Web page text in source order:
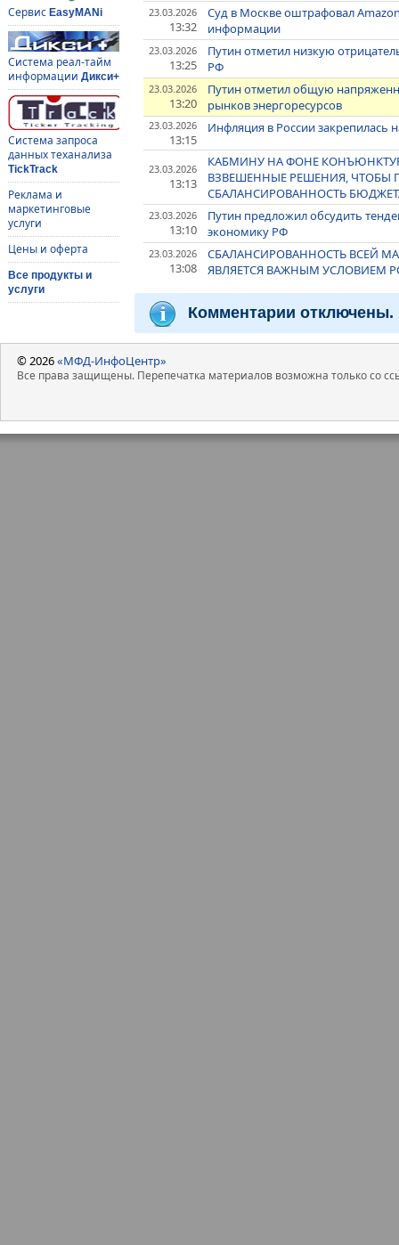
Сервис EasyMANi
Система реал-тайм
информации Дикси+
Система запроса
данных теханализа
TickTrack
Реклама и
маркетинговые
услуги
Цены и оферта
Все продукты и
услуги
23.03.2026
13:32
Суд в Москве оштрафовал
информации
23.03.2026
13:25
Путин отметил низкую
РФ
23.03.2026
13:20
Путин отметил общую
рынков энергоресурсов
23.03.2026
13:15
Инфляция в России закрепилась
23.03.2026
13:13
КАБМИНУ НА ФОНЕ
ВЗВЕШЕННЫЕ РЕШЕНИЯ, ЧТОБЫ
СБАЛАНСИРОВАННОСТЬ
23.03.2026
13:10
Путин предложил обсудить
экономику РФ
23.03.2026
13:08
СБАЛАНСИРОВАННОСТЬ ВСЕЙ
ЯВЛЯЕТСЯ ВАЖНЫМ УСЛОВИЕМ
Комментарии отключены.
© 2026«МФД-ИнфоЦентр»
Все права защищены. Перепечатка материалов возможна только со